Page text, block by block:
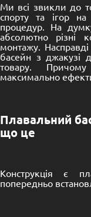
Ми всі звикли до
спорту та ігор
процедур. На
абсолютно різні
монтажу.
басейн з джакузі
товару.
максимально
Плавальний
що це
Конструкція є
попередньо